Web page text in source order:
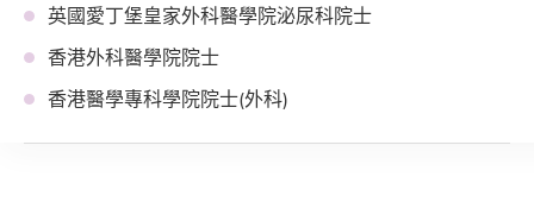
英國愛丁堡皇家外科醫學院泌尿科院士
香港外科醫學院院士
香港醫學專科學院院士(外科)